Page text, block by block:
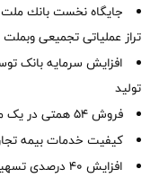
تراز عملیاتی تجمیعی وبملت
افزایش سرمایه بانک
تولید
فروش 54 همتی در یک ماه و عبور درآمد سه‌ماهه از 81 همت
کیفیت خدمات بیمه
افزایش 40